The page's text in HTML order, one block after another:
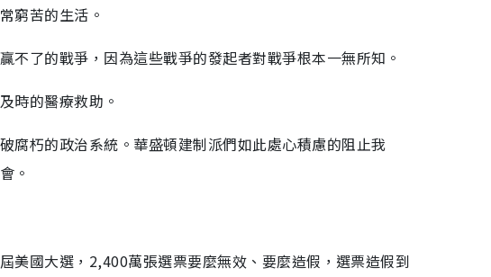
窮苦的生活。
了的戰爭，因為這些戰爭的發起者對戰爭根本一無所知。
時的醫療救助。
腐朽的政治系統。華盛頓建制派們如此處心積慮的阻止我
。
美國大選，2,400萬張選票要麼無效、要麼造假，選票造假到